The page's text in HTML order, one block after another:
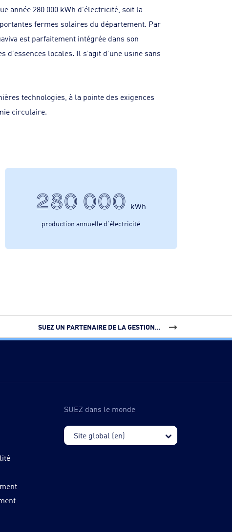
année 280 000 kWh d’électricité, soit la
fermes solaires du département. Par
est parfaitement intégrée dans son
locales. Il s’agit d’une usine sans
technologies, à la pointe des exigences
circulaire.
280 000 kWh
production annuelle d’électricité
SUEZ UN PARTENAIRE DE LA GESTION...
SUEZ dans le monde